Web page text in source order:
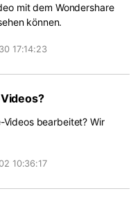
mit dem Wondershare
können.
17:14:23
Videos bearbeitet? Wir
10:36:17